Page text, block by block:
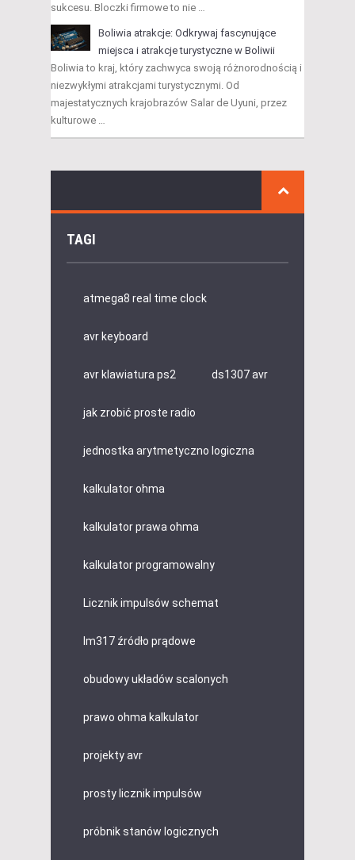
sukcesu. Bloczki firmowe to nie …
Boliwia atrakcje: Odkrywaj fascynujące
miejsca i atrakcje turystyczne w Boliwii
Boliwia to kraj, który zachwyca swoją różnorodnością i
niezwykłymi atrakcjami turystycznymi. Od
majestatycznych krajobrazów Salar de Uyuni, przez
kulturowe …
TAGI
atmega8 real time clock
avr keyboard
avr klawiatura ps2 ds1307 avr
jak zrobić proste radio
jednostka arytmetyczno logiczna
kalkulator ohma
kalkulator prawa ohma
kalkulator programowalny
Licznik impulsów schemat
lm317 źródło prądowe
obudowy układów scalonych
prawo ohma kalkulator
projekty avr
prosty licznik impulsów
próbnik stanów logicznych